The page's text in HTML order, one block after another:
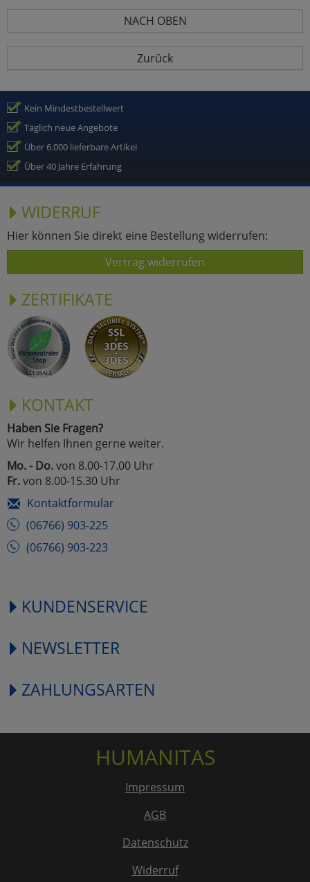
NACH OBEN
Zurück
Kein Mindestbestellwert
Täglich neue Angebote
Über 6.000 lieferbare Artikel
Über 40 Jahre Erfahrung
WIDERRUF
Hier können Sie direkt eine Bestellung widerrufen:
Vertrag widerrufen
ZERTIFIKATE
KONTAKT
Haben Sie Fragen?
Wir helfen Ihnen gerne weiter.
Mo. - Do.von 8.00-17.00 Uhr
Fr.von 8.00-15.30 Uhr
Kontaktformular
(06766) 903-225
(06766) 903-223
KUNDENSERVICE
NEWSLETTER
ZAHLUNGSARTEN
HUMANITAS
Impressum
AGB
Datenschutz
Widerruf